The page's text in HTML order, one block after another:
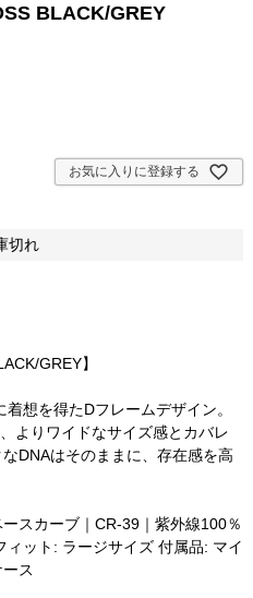
BLACK/GREY
お気に入りに登録する
切れ
GREY】
想を得たDフレームデザイン。
よりワイドなサイズ感とカバレ
DNAはそのままに、存在感を高
スカーブ｜CR-39｜紫外線100％
ット: ラージサイズ 付属品: マイ
ス